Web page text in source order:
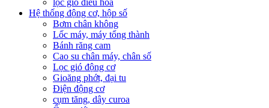
Hệ thống động cơ, hộp số
Bơm chân không
Lốc máy, máy tổng thành
Bánh răng cam
Cao su chân máy, chân số
Lọc gió động cơ
Gioăng phớt, đại tu
Điện động cơ
cụm tăng, dây curoa